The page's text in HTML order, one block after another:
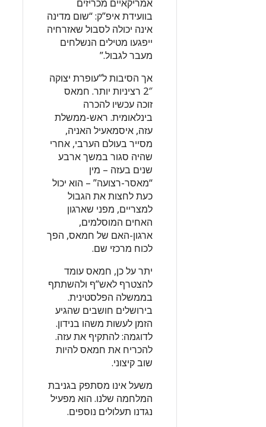
אמריקאיים מכריזים
בוועידת איפ”ק: “שום מדינה
אינה יכולה לסבול שאזרחיה
ייפגעו מטילים הנשלחים
מעבר לגבול.”
אך הסיבות ל”עופרת יצוקה
2″ רציניות יותר. חמאס
זוכה עכשיו להכרה
בינלאומית. ראש-ממשלת
עזה, איסמאעיל האניה,
מסייר בעולם הערבי, אחרי
שהיה סגור במשך ארבע
שנים בעזה – מין
“מאסר-רצועה” – הוא יכול
כעת לחצות את הגבול
למצריים, מפני שארגון
האחים המוסלמים,
ארגון-האם של חמאס, הפך
לכוח מרכזי שם.
יתר על כן, חמאס עומד
להצטרף לאש”ף ולהשתתף
בממשלה הפלסטינית.
בירושלים חושבים שהגיע
הזמן לעשות משהו בנידון.
לדוגמה: להתקיף את עזה.
להכריח את חמאס להיות
שוב קיצוני.
משעל אינו מסתפק בגניבת
המלחמה שלנו. הוא מפעיל
נגדנו תעלולים נוספים.